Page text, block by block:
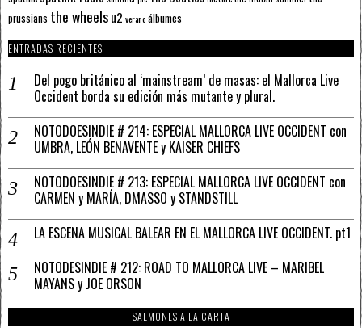
prussians the wheelsu2 veranoálbumes
ENTRADAS RECIENTES
Del pogo británico al ‘mainstream’ de masas: el Mallorca Live
Occident borda su edición más mutante y plural.
NOTODOESINDIE # 214: ESPECIAL MALLORCA LIVE OCCIDENT con
UMBRA, LEÓN BENAVENTE y KAISER CHIEFS
NOTODOESINDIE # 213: ESPECIAL MALLORCA LIVE OCCIDENT con
CARMEN y MARÍA, DMASSO y STANDSTILL
LA ESCENA MUSICAL BALEAR EN EL MALLORCA LIVE OCCIDENT. pt1
NOTODESINDIE # 212: ROAD TO MALLORCA LIVE – MARIBEL
MAYANS y JOE ORSON
SALMONES A LA CARTA